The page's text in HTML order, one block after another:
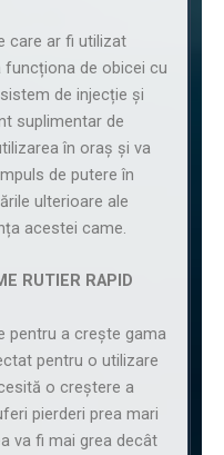
care ar fi utilizat
de obicei cu
de injecție și
suplimentar de
în oraș și va
de putere în
ulterioare ale
acestei came.
RUTIER RAPID
pentru a crește gama
pentru o utilizare
o creștere a
pierderi prea mari
va fi mai grea decât